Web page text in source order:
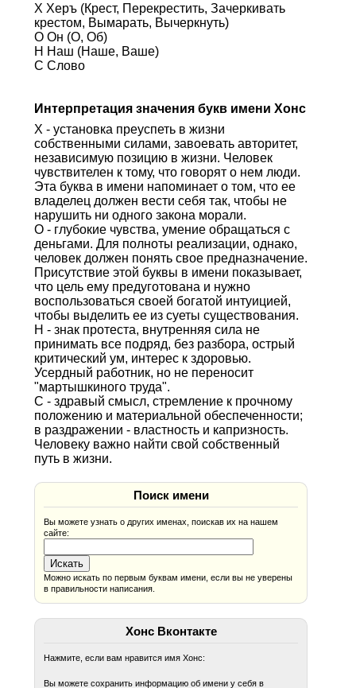
Х Херъ (Крест, Перекрестить, Зачеркивать
крестом, Вымарать, Вычеркнуть)
О Он (О, Об)
Н Наш (Наше, Ваше)
С Слово
Интерпретация значения букв имени Хонс
Х - установка преуспеть в жизни
собственными силами, завоевать авторитет,
независимую позицию в жизни. Человек
чувствителен к тому, что говорят о нем люди.
Эта буква в имени напоминает о том, что ее
владелец должен вести себя так, чтобы не
нарушить ни одного закона морали.
О - глубокие чувства, умение обращаться с
деньгами. Для полноты реализации, однако,
человек должен понять свое предназначение.
Присутствие этой буквы в имени показывает,
что цель ему предуготована и нужно
воспользоваться своей богатой интуицией,
чтобы выделить ее из суеты существования.
Н - знак протеста, внутренняя сила не
принимать все подряд, без разбора, острый
критический ум, интерес к здоровью.
Усердный работник, но не переносит
"мартышкиного труда".
С - здравый смысл, стремление к прочному
положению и материальной обеспеченности;
в раздражении - властность и капризность.
Человеку важно найти свой собственный
путь в жизни.
Поиск имени
Вы можете узнать о других именах, поискав их на нашем
сайте:
Можно искать по первым буквам имени, если вы не уверены
в правильности написания.
Хонс Вконтакте
Нажмите, если вам нравится имя Хонс:
Вы можете сохранить информацию об имени у себя в